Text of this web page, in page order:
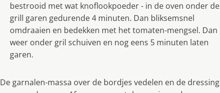
bestrooid met wat knoflookpoeder - in de oven onder de
grill garen gedurende 4 minuten. Dan bliksemsnel
omdraaien en bedekken met het tomaten-mengsel. Dan
weer onder gril schuiven en nog eens 5 minuten laten
garen.
De garnalen-massa over de bordjes vedelen en de dressing